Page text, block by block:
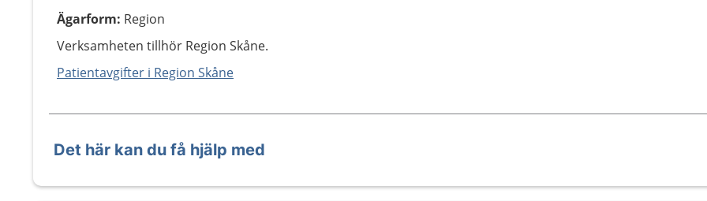
Ägarform: Region
Verksamheten tillhör Region Skåne.
Patientavgifter i Region Skåne
Det här kan du få hjälp med